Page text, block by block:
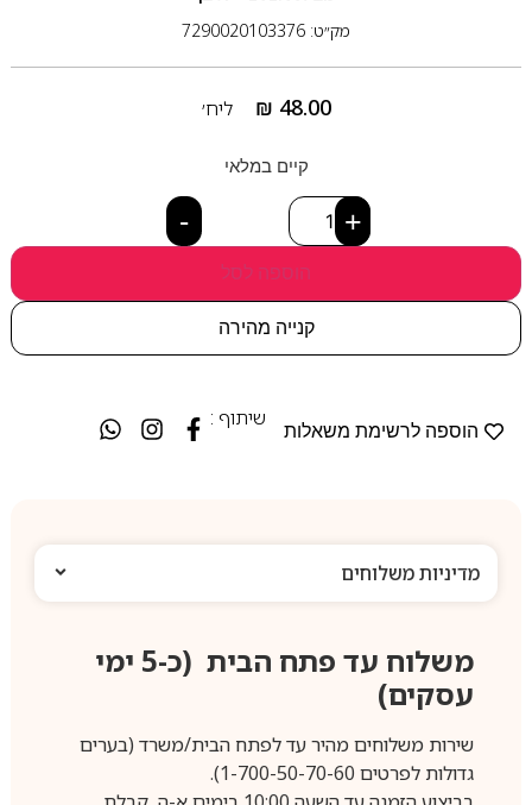
מק״ט: 7290020103376
₪ 48.00 ליח׳
קיים במלאי
- +
הוספה לסל
קנייה מהירה
הוספה לרשימת משאלות
שיתוף :
מדיניות משלוחים
משלוח עד פתח הבית (כ-5 ימי
עסקים)
שירות משלוחים מהיר עד לפתח הבית/משרד (בערים
גדולות לפרטים 1-700-50-70-60).